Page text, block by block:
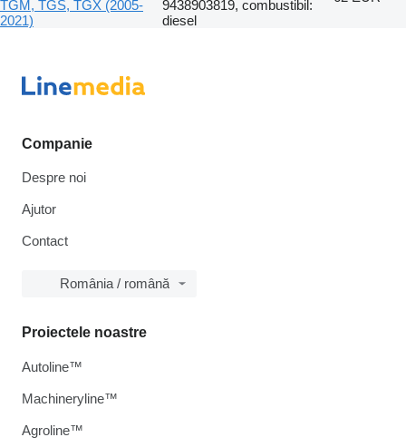
TGM, TGS, TGX (2005-
2021)
9438903819, combustibil:
diesel
Companie
Despre noi
Ajutor
Contact
România / română
Proiectele noastre
Autoline™
Machineryline™
Agroline™